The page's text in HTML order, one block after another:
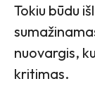
Tokiu būdu
nuovargis,
kritimas.